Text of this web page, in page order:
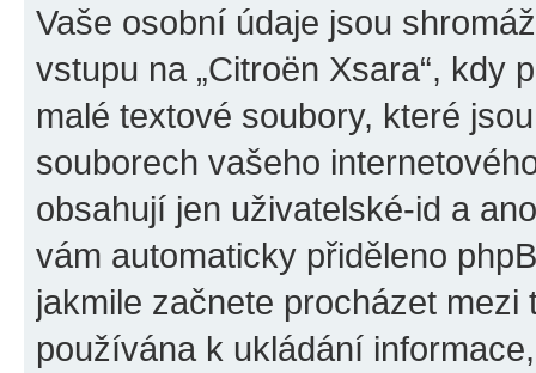
Vaše osobní údaje jsou
vstupu na „Citroën Xsara“, kdy
malé textové soubory, které
souborech vašeho
obsahují jen uživatelské-id a
vám automaticky přiděleno
jakmile začnete procházet mezi
používána k ukládání